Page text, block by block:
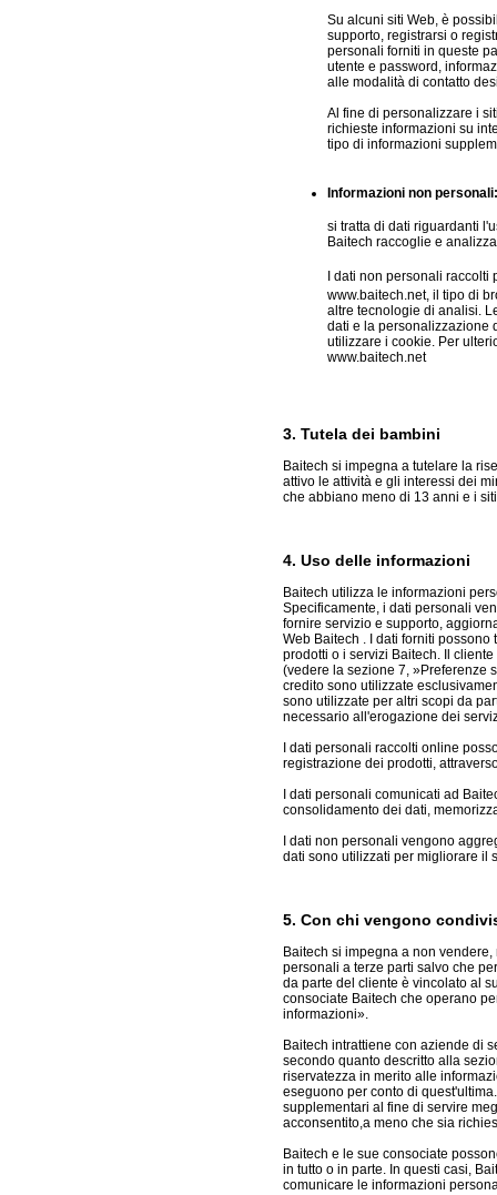
Su alcuni siti Web, è
supporto, registrarsi o
personali forniti in queste
utente e password,
alle modalità di contatto
Al fine di personalizzare i
richieste informazioni su
tipo di informazioni
Informazioni non personali:
si tratta di dati riguardanti
Baitech raccoglie e
I dati non personali raccolti
www.baitech.net, il tipo di
altre tecnologie di analisi.
dati e la personalizzazione
utilizzare i cookie. Per
www.baitech.net
3. Tutela dei bambini
Baitech si impegna a tutelare la
attivo le attività e gli interessi dei
che abbiano meno di 13 anni e i
4. Uso delle informazioni
Baitech utilizza le informazioni
Specificamente, i dati personali
fornire servizio e supporto,
Web Baitech . I dati forniti
prodotti o i servizi Baitech. Il
(vedere la sezione 7, »Preferenze
credito sono utilizzate
sono utilizzate per altri scopi da
necessario all'erogazione dei
I dati personali raccolti online
registrazione dei prodotti,
I dati personali comunicati ad
consolidamento dei dati,
I dati non personali vengono
dati sono utilizzati per migliorare il
5. Con chi vengono
Baitech si impegna a non
personali a terze parti salvo che
da parte del cliente è vincolato al
consociate Baitech che operano
informazioni».
Baitech intrattiene con aziende di
secondo quanto descritto alla
riservatezza in merito alle
eseguono per conto di
supplementari al fine di servire
acconsentito,a meno che sia
Baitech e le sue consociate
in tutto o in parte. In questi casi,
comunicare le informazioni